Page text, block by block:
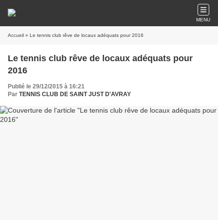
MENU
Accueil » Le tennis club rêve de locaux adéquats pour 2016
Le tennis club rêve de locaux adéquats pour
2016
Publié le 29/12/2015 à 16:21
Par TENNIS CLUB DE SAINT JUST D'AVRAY